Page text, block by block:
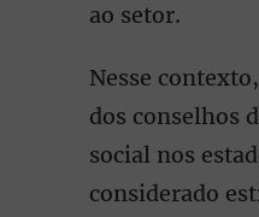
ao setor.
Nesse
dos conselhos
social nos
considerado